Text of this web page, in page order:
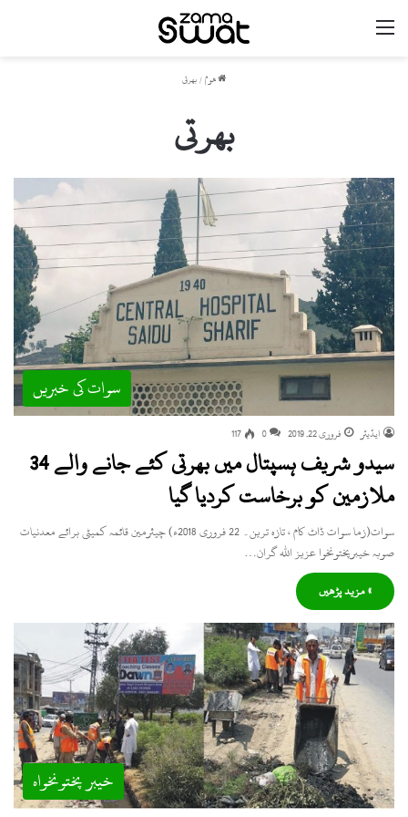
ھوم/بھرتی
بھرتی
سوات کی خبریں
ایڈیٹر فروری 22, 2019 0
117
سیدو شریف ہسپتال میں بھرتی کئے جانے والے 34
ملازمین کو برخاست کردیا گیا
سوات(زما سوات ڈاٹ کام ، تازہ ترین۔ 22 فروری 2018ء) چیئرمین قائمہ کمیٹی برائے معدنیات
صوبہ خیبرپختونخوا عزیز اللہ گران…
» مزید پڑھیں
خیبر پختونخواہ